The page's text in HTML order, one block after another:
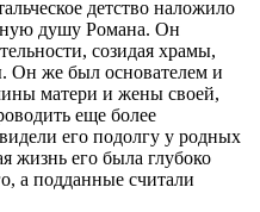
детство наложило
душу Романа. Он
созидая храмы,
Он же был основателем и
матери и жены своей,
еще более
его подолгу у родных
жизнь его была глубоко
а подданные считали